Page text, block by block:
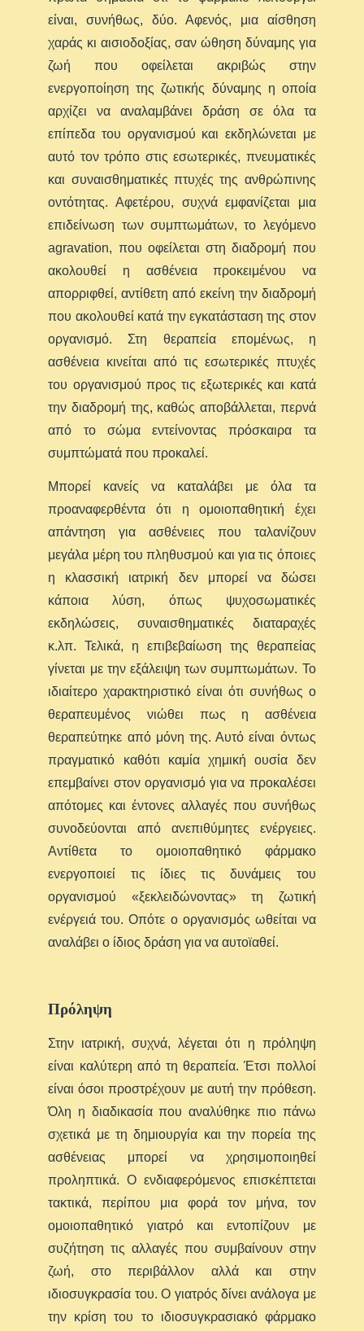
είναι, συνήθως, δύο. Αφενός, μια αίσθηση
χαράς κι αισιοδοξίας, σαν ώθηση δύναμης για
ζωή που οφείλεται ακριβώς στην
ενεργοποίηση της ζωτικής δύναμης η οποία
αρχίζει να αναλαμβάνει δράση σε όλα τα
επίπεδα του οργανισμού και εκδηλώνεται με
αυτό τον τρόπο στις εσωτερικές, πνευματικές
και συναισθηματικές πτυχές της ανθρώπινης
οντότητας. Αφετέρου, συχνά εμφανίζεται μια
επιδείνωση των συμπτωμάτων, το λεγόμενο
agravation, που οφείλεται στη διαδρομή που
ακολουθεί η ασθένεια προκειμένου να
απορριφθεί, αντίθετη από εκείνη την διαδρομή
που ακολουθεί κατά την εγκατάσταση της στον
οργανισμό. Στη θεραπεία επομένως, η
ασθένεια κινείται από τις εσωτερικές πτυχές
του οργανισμού προς τις εξωτερικές και κατά
την διαδρομή της, καθώς αποβάλλεται, περνά
από το σώμα εντείνοντας πρόσκαιρα τα
συμπτώματά που προκαλεί.
Μπορεί κανείς να καταλάβει με όλα τα
προαναφερθέντα ότι η ομοιοπαθητική έχει
απάντηση για ασθένειες που ταλανίζουν
μεγάλα μέρη του πληθυσμού και για τις όποιες
η κλασσική ιατρική δεν μπορεί να δώσει
κάποια λύση, όπως ψυχοσωματικές
εκδηλώσεις, συναισθηματικές διαταραχές
κ.λπ. Τελικά, η επιβεβαίωση της θεραπείας
γίνεται με την εξάλειψη των συμπτωμάτων. Το
ιδιαίτερο χαρακτηριστικό είναι ότι συνήθως ο
θεραπευμένος νιώθει πως η ασθένεια
θεραπεύτηκε από μόνη της. Αυτό είναι όντως
πραγματικό καθότι καμία χημική ουσία δεν
επεμβαίνει στον οργανισμό για να προκαλέσει
απότομες και έντονες αλλαγές που συνήθως
συνοδεύονται από ανεπιθύμητες ενέργειες.
Αντίθετα το ομοιοπαθητικό φάρμακο
ενεργοποιεί τις ίδιες τις δυνάμεις του
οργανισμού «ξεκλειδώνοντας» τη ζωτική
ενέργειά του. Οπότε ο οργανισμός ωθείται να
αναλάβει ο ίδιος δράση για να αυτοϊαθεί.
Πρόληψη
Στην ιατρική, συχνά, λέγεται ότι η πρόληψη
είναι καλύτερη από τη θεραπεία. Έτσι πολλοί
είναι όσοι προστρέχουν με αυτή την πρόθεση.
Όλη η διαδικασία που αναλύθηκε πιο πάνω
σχετικά με τη δημιουργία και την πορεία της
ασθένειας μπορεί να χρησιμοποιηθεί
προληπτικά. Ο ενδιαφερόμενος επισκέπτεται
τακτικά, περίπου μια φορά τον μήνα, τον
ομοιοπαθητικό γιατρό και εντοπίζουν με
συζήτηση τις αλλαγές που συμβαίνουν στην
ζωή, στο περιβάλλον αλλά και στην
ιδιοσυγκρασία του. Ο γιατρός δίνει ανάλογα με
την κρίση του το ιδιοσυγκρασιακό φάρμακο